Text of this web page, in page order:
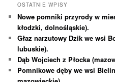
OSTATNIE WPISY
Nowe pomniki przyrody w
kłodzki, dolnośląskie).
Głaz narzutowy Dzik we wsi
lubuskie).
Dąb Wojciech z Płocka
Pomnikowe dęby we wsi